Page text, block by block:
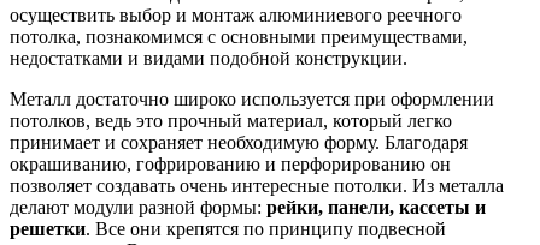
осуществить выбор и монтаж алюминиевого реечного
потолка, познакомимся с основными преимуществами,
недостатками и видами подобной конструкции.
Металл достаточно широко используется при оформлении
потолков, ведь это прочный материал, который легко
принимает и сохраняет необходимую форму. Благодаря
окрашиванию, гофрированию и перфорированию он
позволяет создавать очень интересные потолки. Из металла
делают модули разной формы: рейки, панели, кассеты и
решетки. Все они крепятся по принципу подвесной